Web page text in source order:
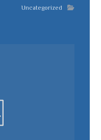
Uncategorized